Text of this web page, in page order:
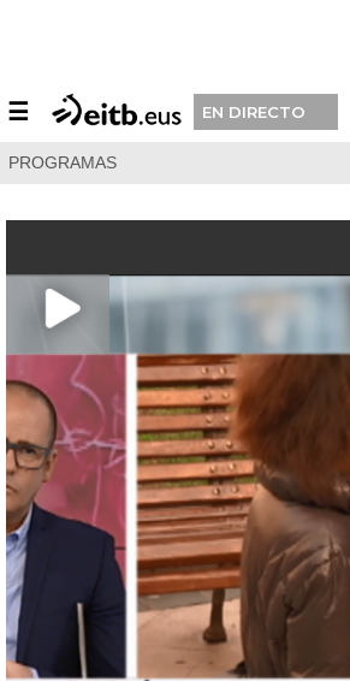
☰ EN DIRECTO
PROGRAMAS